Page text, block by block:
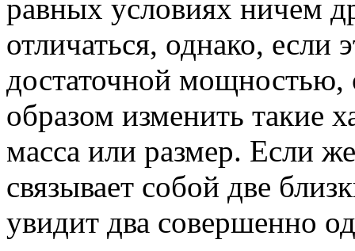
равных условиях ничем
отличаться, однако, если
достаточной
образом изменить такие
масса или размер. Если
связывает собой две
увидит два совершенно